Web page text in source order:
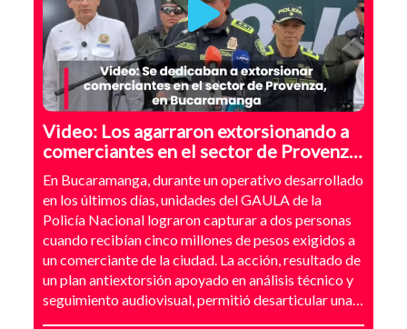
Video: Los agarraron extorsionando a
comerciantes en el sector de Provenza,
Bucaramanga
En Bucaramanga, durante un operativo desarrollado
en los últimos días, unidades del GAULA de la
Policía Nacional lograron capturar a dos personas
cuando recibían cinco millones de pesos exigidos a
un comerciante de la ciudad. La acción, resultado de
un plan antiextorsión apoyado en análisis técnico y
seguimiento audiovisual, permitió desarticular una